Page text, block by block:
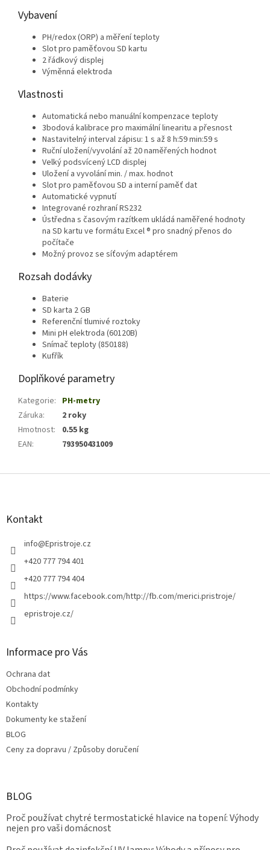
Vybavení
PH/redox (ORP) a měření teploty
Slot pro paměťovou SD kartu
2 řádkový displej
Výměnná elektroda
Vlastnosti
Automatická nebo manuální kompenzace teploty
3bodová kalibrace pro maximální linearitu a přesnost
Nastavitelný interval zápisu: 1 s až 8 h:59 min:59 s
Ruční uložení/vyvolání až 20 naměřených hodnot
Velký podsvícený LCD displej
Uložení a vyvolání min. / max. hodnot
Slot pro paměťovou SD a interní paměť dat
Automatické vypnutí
Integrované rozhraní RS232
Ústředna s časovým razítkem ukládá naměřené hodnoty
na SD kartu ve formátu Excel ® pro snadný přenos do
počítače
Možný provoz se síťovým adaptérem
Rozsah dodávky
Baterie
SD karta 2 GB
Referenční tlumivé roztoky
Mini pH elektroda (60120B)
Snímač teploty (850188)
Kufřík
Doplňkové parametry
Kategorie: PH-metry
Záruka:
2 roky
Hmotnost:
0.55 kg
EAN: 793950431009
Z
Kontakt
info@Epristroje.cz
+420 777 794 401
+420 777 794 404
https://www.facebook.com/http://fb.com/merici.pristroje/
epristroje.cz/
Informace pro Vás
Ochrana dat
Obchodní podmínky
Kontakty
Dokumenty ke stažení
BLOG
Ceny za dopravu / Způsoby doručení
BLOG
Proč používat chytré termostatické hlavice na topení: Výhody
nejen pro vaši domácnost